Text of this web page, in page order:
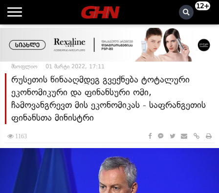
12+
მსოფლიო 01 მარტი 2022, 17:11
რუსეთის წინააღმდეგ გვექნება ტოტალური
ეკონომიკური და ფინანსური ომი,
ჩამოვანგრევთ მის ეკონომიკას - საფრანგეთის
ფინანსთა მინისტრი
1163